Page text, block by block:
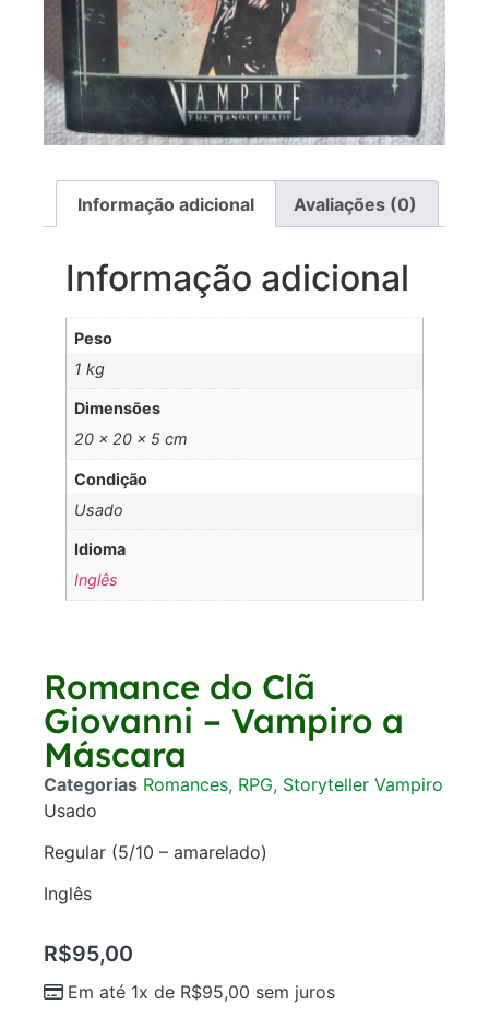
Informação adicional Avaliações (0)
Informação adicional
Peso
1 kg
Dimensões
20 × 20 × 5 cm
Condição
Usado
Idioma
Inglês
Romance do Clã
Giovanni – Vampiro a
Máscara
Categorias Romances, RPG, Storyteller Vampiro
Usado
Regular (5/10 – amarelado)
Inglês
R$95,00
Em até 1x de R$95,00 sem juros